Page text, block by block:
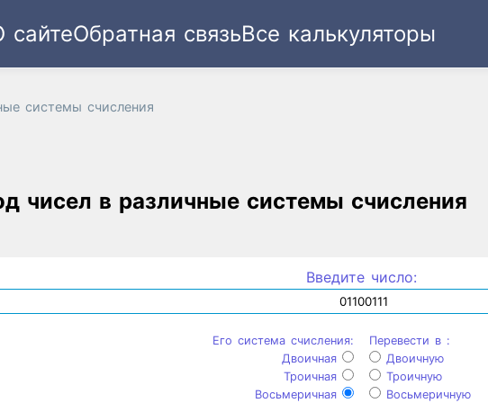
сайтеОбратная связьВсе калькуляторы
системы счисления
чисел в различные системы счисления
Введите число:
Его система счисления:
Двоичная
Троичная
Восьмеричная
Перевести в :
Двоичную
Троичную
Восьмеричную